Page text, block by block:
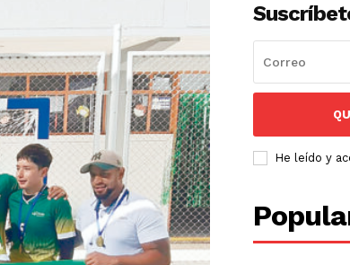
He leído y